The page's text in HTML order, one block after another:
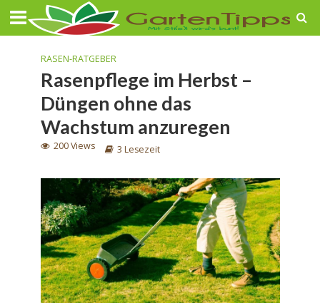
RASEN-RATGEBER
Rasenpflege im Herbst –
Düngen ohne das
Wachstum anzuregen
200 Views 3 Lesezeit